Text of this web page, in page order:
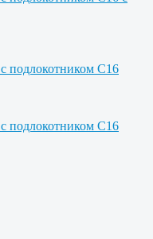
подлокотником С16
подлокотником С16